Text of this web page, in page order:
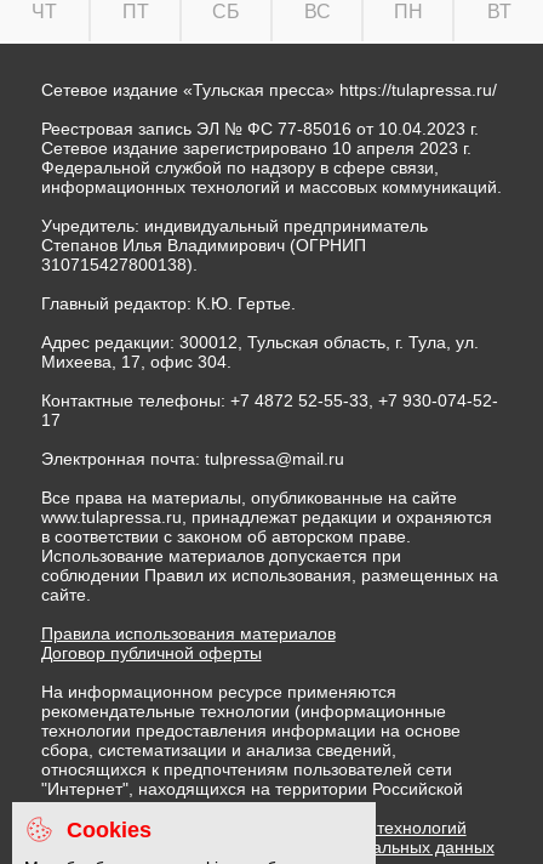
ЧТ ПТ СБ ВС ПН ВТ
Сетевое издание «Тульская пресса» https://tulapressa.ru/
Реестровая запись ЭЛ № ФС 77-85016 от 10.04.2023 г.
Сетевое издание зарегистрировано 10 апреля 2023 г.
Федеральной службой по надзору в сфере связи,
информационных технологий и массовых коммуникаций.
Учредитель: индивидуальный предприниматель
Степанов Илья Владимирович (ОГРНИП
310715427800138).
Главный редактор: К.Ю. Гертье.
Адрес редакции: 300012, Тульская область, г. Тула, ул.
Михеева, 17, офис 304.
Контактные телефоны: +7 4872 52-55-33, +7 930-074-52-
17
Электронная почта: tulpressa@mail.ru
Все права на материалы, опубликованные на сайте
www.tulapressa.ru, принадлежат редакции и охраняются
в соответствии с законом об авторском праве.
Использование материалов допускается при
соблюдении Правил их использования, размещенных на
сайте.
Правила использования материалов
Договор публичной оферты
На информационном ресурсе применяются
рекомендательные технологии (информационные
технологии предоставления информации на основе
сбора, систематизации и анализа сведений,
относящихся к предпочтениям пользователей сети
"Интернет", находящихся на территории Российской
Федерации)
Правила применения рекомендательных технологий
Политика в отношении обработки персональных данных
Cookies